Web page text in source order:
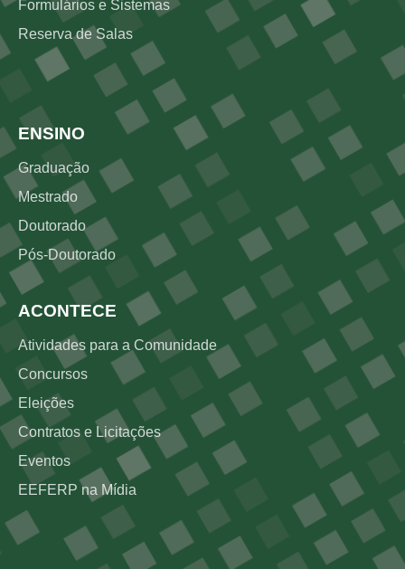
Formulários e Sistemas
Reserva de Salas
Rodapé 2
ENSINO
Graduação
Mestrado
Doutorado
Pós-Doutorado
ACONTECE
Atividades para a Comunidade
Concursos
Eleições
Contratos e Licitações
Eventos
EEFERP na Mídia